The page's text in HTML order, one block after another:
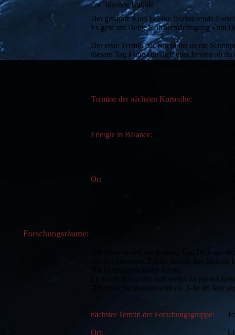
lösende Rituale
Der gesamte Kurs ist eine faszinierende
Es geht um Deine Selbstermächtigung - um
Der erste Termin der Kursreihe ist ein
diesem Tag kannst du dich entscheiden ob
Termine der nächsten Kursreihe:
Energie in Balance:
Ort
Forschungsräume:
Der Kurs ist erst ein Anfang. Um Dich auf
die den gesamten Zyklus bereits
Nachklang gewonnen haben.
Es ist ein Raum um sich weiter zu ent-
Der Forschungsraum wird ca. 2-3x im Jahr
nächster Termin der Forschungsgruppe:
Ort: